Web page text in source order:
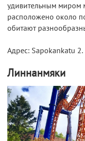
удивительным миром
расположено около
обитают
Адрес: Sapokankatu 2.
Линнанмяки